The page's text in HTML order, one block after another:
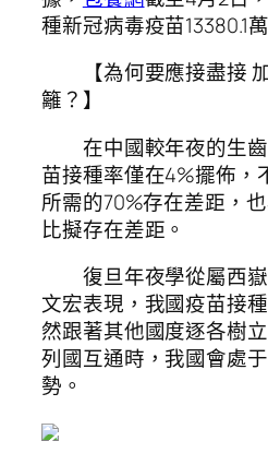
種新冠病毒疫苗13380.1
【為何要應接盡接
籬？】
在中國較年夜的生齒
苗接種率僅在4%擺佈，
所需的70%存在差距，
比擬存在差距。
復旦年夜學從屬西嶽
文宏表現，我國疫苗接
然跟著其他國度逐各樹
列國互通時，我國會處
勢。